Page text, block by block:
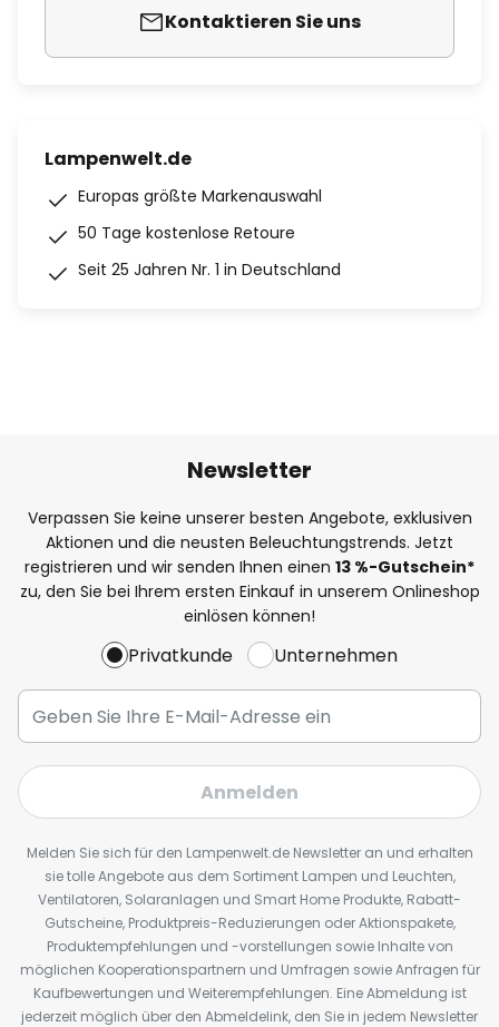
Kontaktieren Sie uns
Lampenwelt.de
Europas größte Markenauswahl
50 Tage kostenlose Retoure
Seit 25 Jahren Nr. 1 in Deutschland
Newsletter
Verpassen Sie keine unserer besten Angebote, exklusiven
Aktionen und die neusten Beleuchtungstrends. Jetzt
registrieren und wir senden Ihnen einen 13 %-Gutschein*
zu, den Sie bei Ihrem ersten Einkauf in unserem Onlineshop
einlösen können!
Privatkunde Unternehmen
Anmelden
Melden Sie sich für den Lampenwelt.de Newsletter an und erhalten
sie tolle Angebote aus dem Sortiment Lampen und Leuchten,
Ventilatoren, Solaranlagen und Smart Home Produkte, Rabatt-
Gutscheine, Produktpreis-Reduzierungen oder Aktionspakete,
Produktempfehlungen und -vorstellungen sowie Inhalte von
möglichen Kooperationspartnern und Umfragen sowie Anfragen für
Kaufbewertungen und Weiterempfehlungen. Eine Abmeldung ist
jederzeit möglich über den Abmeldelink, den Sie in jedem Newsletter